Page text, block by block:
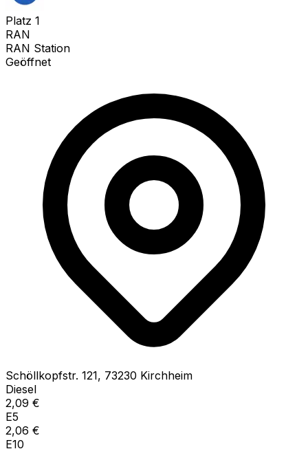
Platz 1
RAN
RAN Station
Geöffnet
Schöllkopfstr. 121, 73230 Kirchheim
Diesel
2,09 €
E5
2,06 €
E10